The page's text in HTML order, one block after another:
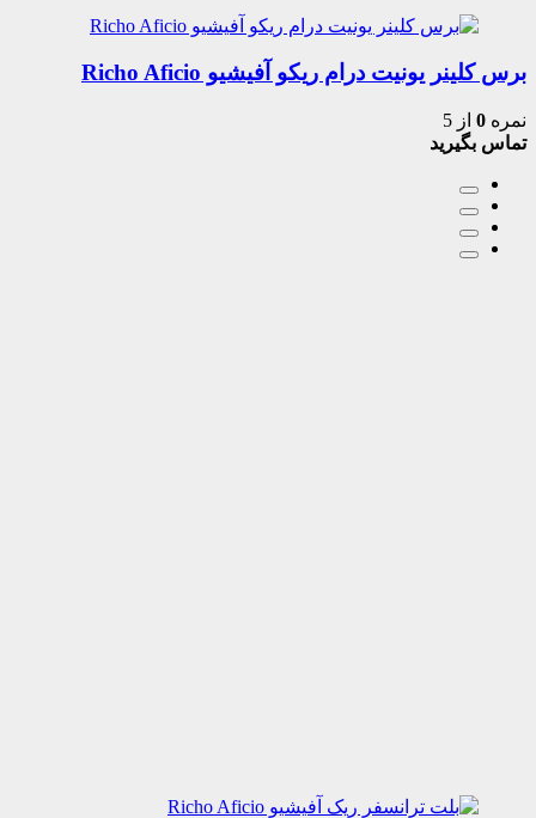
برس کلینر یونیت درام ریکو آفیشیو Richo Aficio
نمره 0 از 5
تماس بگیرید